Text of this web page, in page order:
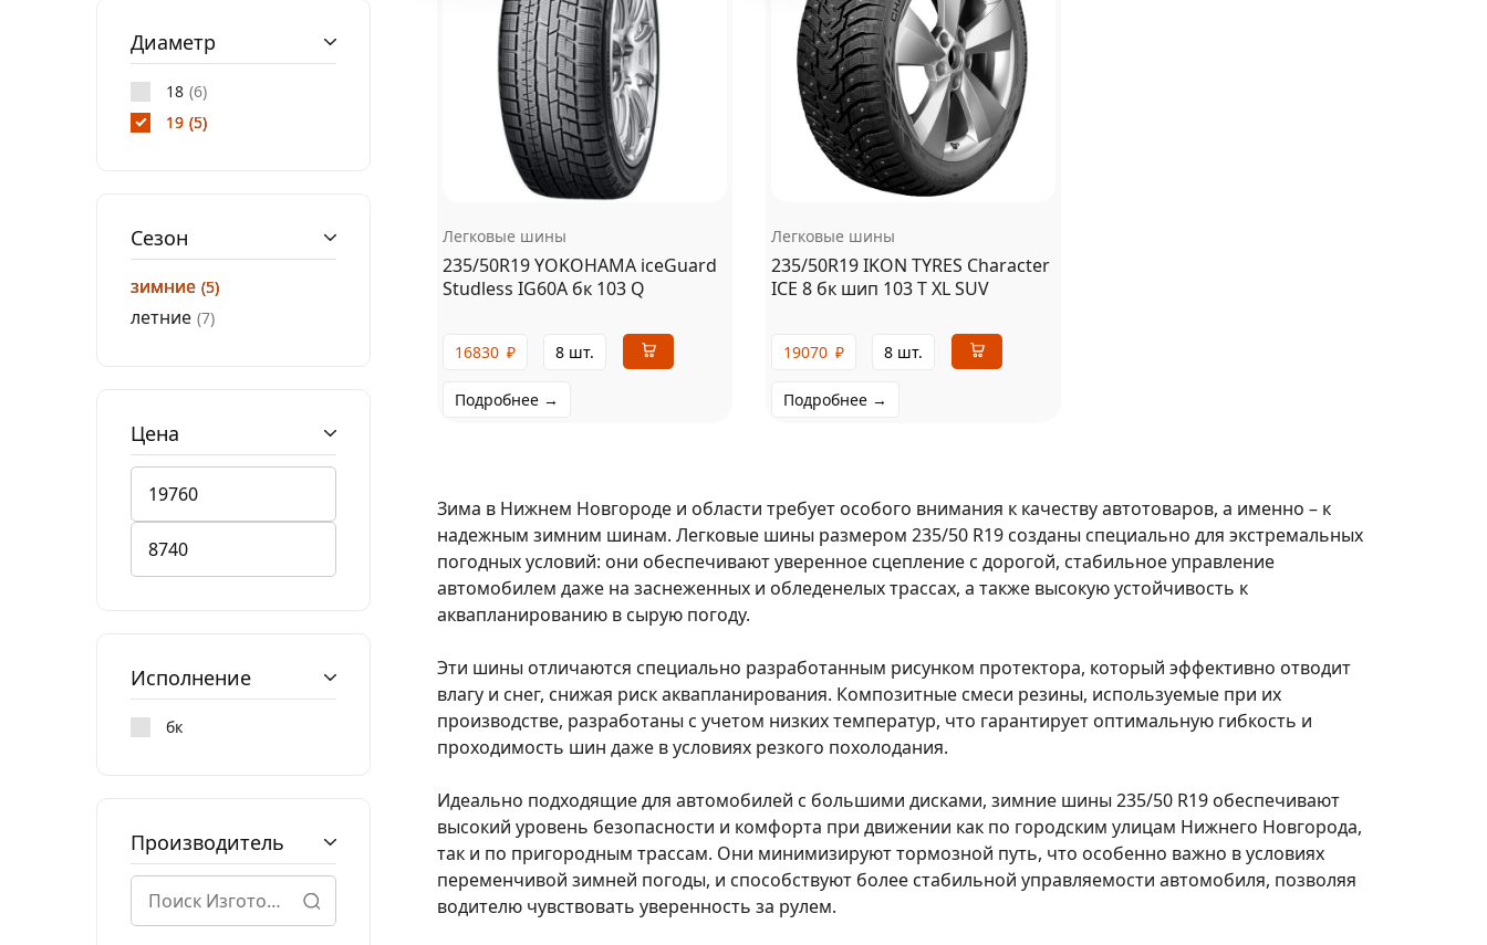
Легковые шины
235/50R19 YOKOHAMA iceGuard
Studless IG60A бк 103 Q
16830 ₽ 8 шт.
Подробнее →
Легковые шины
235/50R19 IKON TYRES Character
ICE 8 бк шип 103 T XL SUV
19070 ₽ 8 шт.
Подробнее →
Зима в Нижнем Новгороде и области требует особого внимания к качеству автотоваров, а именно – к
надежным зимним шинам. Легковые шины размером 235/50 R19 созданы специально для экстремальных
погодных условий: они обеспечивают уверенное сцепление с дорогой, стабильное управление
автомобилем даже на заснеженных и обледенелых трассах, а также высокую устойчивость к
аквапланированию в сырую погоду.
Эти шины отличаются специально разработанным рисунком протектора, который эффективно отводит
влагу и снег, снижая риск аквапланирования. Композитные смеси резины, используемые при их
производстве, разработаны с учетом низких температур, что гарантирует оптимальную гибкость и
проходимость шин даже в условиях резкого похолодания.
Идеально подходящие для автомобилей с большими дисками, зимние шины 235/50 R19 обеспечивают
высокий уровень безопасности и комфорта при движении как по городским улицам Нижнего Новгорода,
так и по пригородным трассам. Они минимизируют тормозной путь, что особенно важно в условиях
переменчивой зимней погоды, и способствуют более стабильной управляемости автомобиля, позволяя
водителю чувствовать уверенность за рулем.
Диаметр
18 6
19 5
Сезон
зимние 5
летние 7
Цена
Исполнение
бк
Производитель